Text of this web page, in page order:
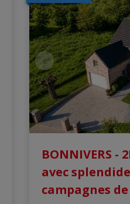
BONNIVERS -
avec
campagnes